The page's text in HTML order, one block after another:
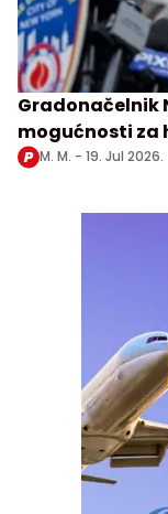
Gradonačelnik
mogućnosti za
M. M. - 19. Jul 2026.